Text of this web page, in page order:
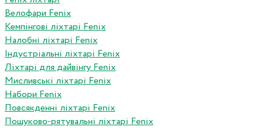
Велофари Fenix
Кемпінгові ліхтарі Fenix
Налобні ліхтарі Fenix
Індустріальні ліхтарі Fenix
Ліхтарі для дайвінгу Fenix
Мисливські ліхтарі Fenix
Набори Fenix
Повсякденні ліхтарі Fenix
Пошуково-рятувальні ліхтарі Fenix